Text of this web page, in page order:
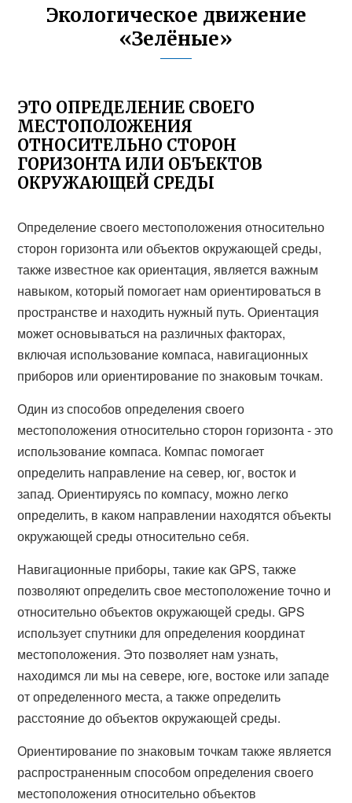
Экологическое движение
«Зелёные»
ЭТО ОПРЕДЕЛЕНИЕ СВОЕГО
МЕСТОПОЛОЖЕНИЯ
ОТНОСИТЕЛЬНО СТОРОН
ГОРИЗОНТА ИЛИ ОБЪЕКТОВ
ОКРУЖАЮЩЕЙ СРЕДЫ
Определение своего местоположения относительно
сторон горизонта или объектов окружающей среды,
также известное как ориентация, является важным
навыком, который помогает нам ориентироваться в
пространстве и находить нужный путь. Ориентация
может основываться на различных факторах,
включая использование компаса, навигационных
приборов или ориентирование по знаковым точкам.
Один из способов определения своего
местоположения относительно сторон горизонта - это
использование компаса. Компас помогает
определить направление на север, юг, восток и
запад. Ориентируясь по компасу, можно легко
определить, в каком направлении находятся объекты
окружающей среды относительно себя.
Навигационные приборы, такие как GPS, также
позволяют определить свое местоположение точно и
относительно объектов окружающей среды. GPS
использует спутники для определения координат
местоположения. Это позволяет нам узнать,
находимся ли мы на севере, юге, востоке или западе
от определенного места, а также определить
расстояние до объектов окружающей среды.
Ориентирование по знаковым точкам также является
распространенным способом определения своего
местоположения относительно объектов